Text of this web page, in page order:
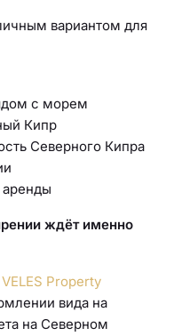
вариантом для
с морем
Кипр
Северного Кипра
аренды
ждёт именно
VELES Property
вида на
на Северном